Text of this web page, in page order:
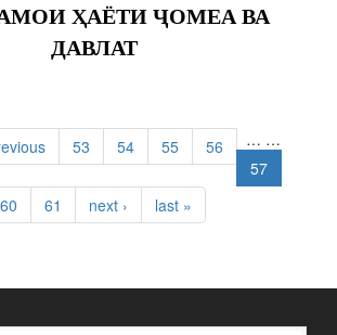
ҲАЁТИ ҶОМЕА ВА
ДАВЛАТ
…
53 54 55
56
57
60 61
…
next › last »